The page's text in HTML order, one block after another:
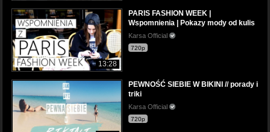
13:28
PARIS FASHION WEEK |
Wspomnienia | Pokazy mody od kulis
Karsa Official
720p
PEWNOŚĆ SIEBIE W BIKINI // porady i
triki
Karsa Official
720p